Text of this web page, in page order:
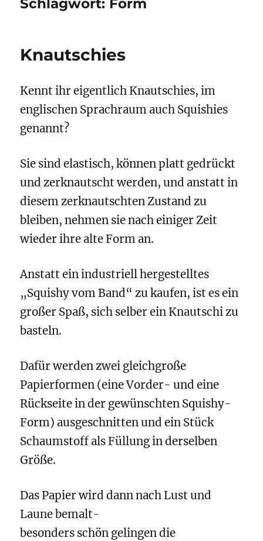
Schlagwort: Form
Knautschies
Kennt ihr eigentlich Knautschies, im
englischen Sprachraum auch Squishies
genannt?
Sie sind elastisch, können platt gedrückt
und zerknautscht werden, und anstatt in
diesem zerknautschten Zustand zu
bleiben, nehmen sie nach einiger Zeit
wieder ihre alte Form an.
Anstatt ein industriell hergestelltes
„Squishy vom Band“ zu kaufen, ist es ein
großer Spaß, sich selber ein Knautschi zu
basteln.
Dafür werden zwei gleichgroße
Papierformen (eine Vorder- und eine
Rückseite in der gewünschten Squishy-
Form) ausgeschnitten und ein Stück
Schaumstoff als Füllung in derselben
Größe.
Das Papier wird dann nach Lust und
Laune bemalt-
besonders schön gelingen die